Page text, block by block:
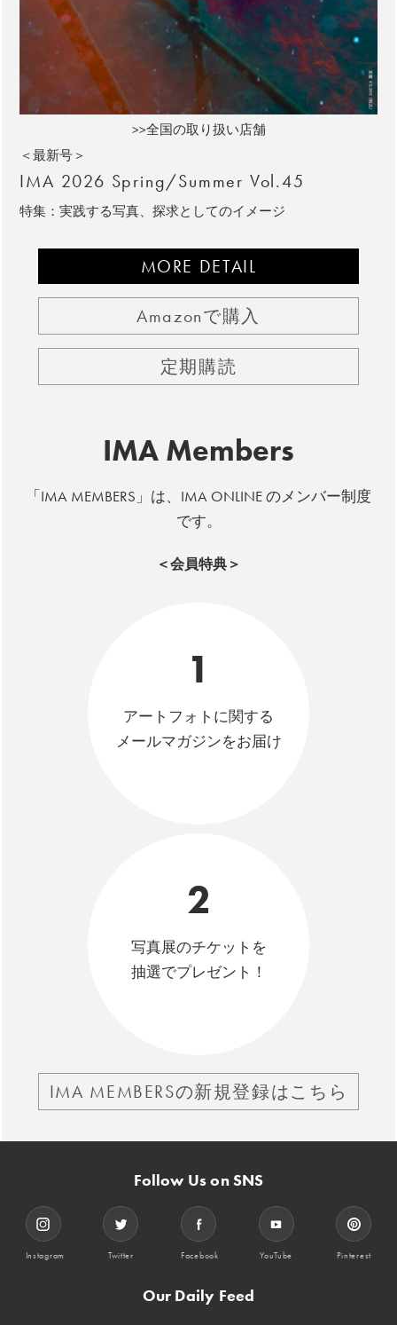
>>全国の取り扱い店舗
＜最新号＞
IMA 2026 Spring/Summer Vol.45
特集：実践する写真、探求としてのイメージ
MORE DETAIL
Amazonで購入
定期購読
IMA Members
「IMA MEMBERS」は、IMA ONLINE のメンバー制度
です。
＜会員特典＞
1
アートフォトに関する
メールマガジンをお届け
2
写真展のチケットを
抽選でプレゼント！
IMA MEMBERSの新規登録はこちら
Follow Us on SNS
Instagram Twitter Facebook YouTube Pinterest
Our Daily Feed